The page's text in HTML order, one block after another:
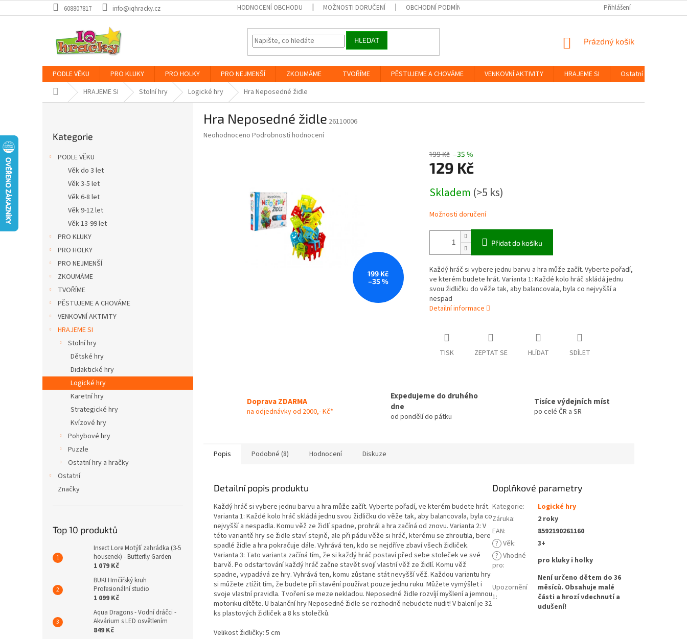
na
608807817 info@iqhracky.cz HODNOCENÍ OBCHODU MOŽNOSTI DORUČENÍ OBCHODNÍ PODMÍNKY ZÁSADY OCHRANY
Přihlášení
HLEDAT
NÁKUPNÍ
Prázdný košík
PODLE VĚKU PRO KLUKY PRO HOLKY PRO NEJMENŠÍ ZKOUMÁME TVOŘÍME PĚSTUJEME A CHOVÁME VENKOVNÍ AKTIVITY HRAJEME SI Ostatní
Domů HRAJEME SI Stolní hry Logické hry Hra Neposedné židle
kategorie
Kategorie
PODLE VĚKU
Věk do 3 let
Věk 3-5 let
Věk 6-8 let
Věk 9-12 let
Věk 13-99 let
PRO KLUKY
PRO HOLKY
PRO NEJMENŠÍ
ZKOUMÁME
TVOŘÍME
PĚSTUJEME A CHOVÁME
VENKOVNÍ AKTIVITY
HRAJEME SI
Stolní hry
Dětské hry
Didaktické hry
Logické hry
Karetní hry
Strategické hry
Kvízové hry
Pohybové hry
Puzzle
Ostatní hry a hračky
Ostatní
Značky
Top 10 produktů
Insect Lore Motýlí zahrádka (3-5
housenek) - Butterfly Garden
1 079 Kč
BUKI Hrnčířský kruh
Profesionální studio
1 099 Kč
Aqua Dragons - Vodní dráčci -
Akvárium s LED osvětlením
849 Kč
Hra Neposedné židle 26110006
Průměrné
Neohodnoceno Podrobnosti hodnocení
199 Kč
–35 %
199 Kč –35 %
129 Kč
cena:
Skladem (>5 ks)
Možnosti doručení
Přidat do košíku
Každý hráč si vybere jednu barvu a hra může začít. Vyberte pořadí,
ve kterém budete hrát. Varianta 1: Každé kolo hráč skládá jednu
svou židličku do věže tak, aby balancovala, byla co nejvyšší a
nespad
Detailní informace
TISK ZEPTAT SE HLÍDAT SDÍLET
Doprava ZDARMA
na odjednávky od 2000,- Kč*
Expedujeme do druhého
dne
od pondělí do pátku
Tisíce výdejních míst
po celé ČR a SR
Popis Podobné (8) Hodnocení Diskuze
Detailní popis produktu
Každý hráč si vybere jednu barvu a hra může začít. Vyberte pořadí, ve kterém budete hrát.
Varianta 1: Každé kolo hráč skládá jednu svou židličku do věže tak, aby balancovala, byla co
nejvyšší a nespadla. Komu věž ze židlí spadne, prohrál a hra začíná od znovu. Varianta 2: V
této variantě hry se židle staví stejně, ale při pádu věže si hráč, kterému se zhroutila, bere
spadlé židle a hra pokračuje dále. Vyhrává ten, kdo se nejdříve zbaví všech židliček.
Varianta 3: Tato varianta začíná tím, že si každý hráč postaví před sebe stoleček ve své
barvě. Po odstartování každý hráč začne stavět svojí vlastní věž ze židlí. Komu věž
spadne, vypadává ze hry. Vyhrává ten, komu zůstane stát nevyšší věž. Každou variantu hry
si můžete ztížit tím, že budete při stavění používat pouze jednu ruku. Můžete vymýšlet i
svoje vlastní pravidla. Tvoření se meze nekladou. Neposedné židle rozvíjí myšlení a jemnou
motoriku dítěte. U balanční hry Neposedné židle se rozhodně nebudete nudit! V balení je 32
ks plastových židliček a 8 ks stolečků.
Velikost židličky: 5 cm
Doplňkové parametry
Kategorie:
Logické hry
Záruka:
2 roky
EAN:
8592190261160
? Věk:
3+
? Vhodné
pro: pro kluky i holky
Upozornění
1:
Není určeno dětem do 36
měsíců. Obsahuje malé
části a hrozí vdechnutí a
udušení!